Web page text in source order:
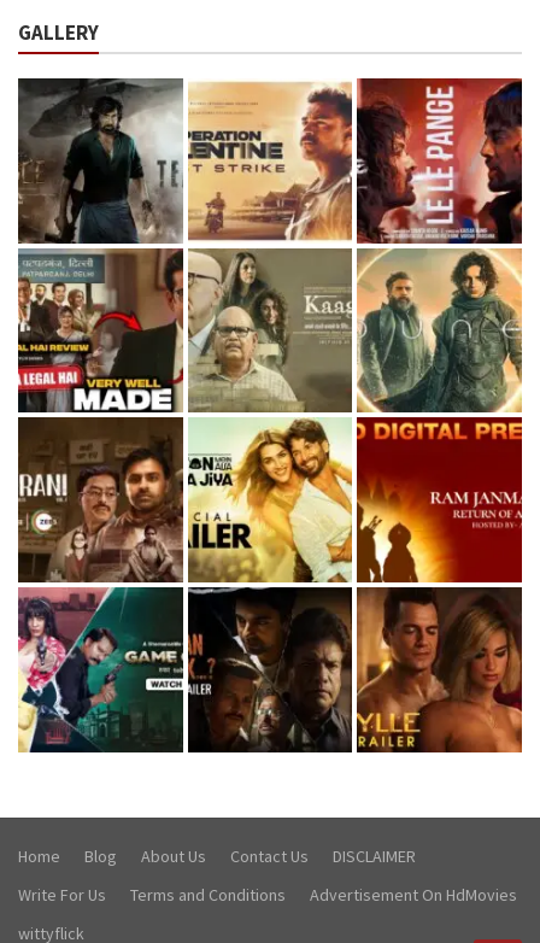
GALLERY
Home Blog About Us Contact Us
DISCLAIMER
Write For Us
Terms and Conditions
Advertisement On HdMovies
wittyflick